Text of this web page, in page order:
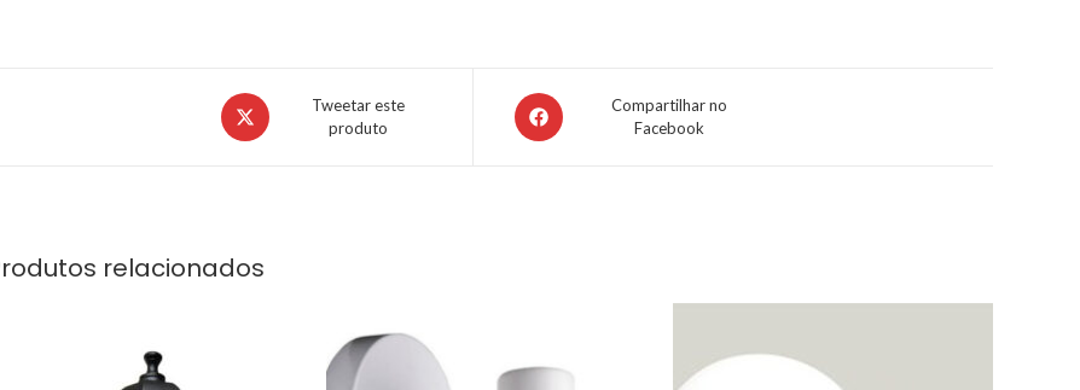
Tweetar este
produto
Compartilhar no
Facebook
relacionados